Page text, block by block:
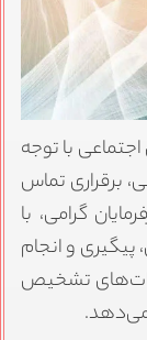
با توجه
برقراری تماس
گرامی، با
و انجام
تشخیص
می‌دهد.